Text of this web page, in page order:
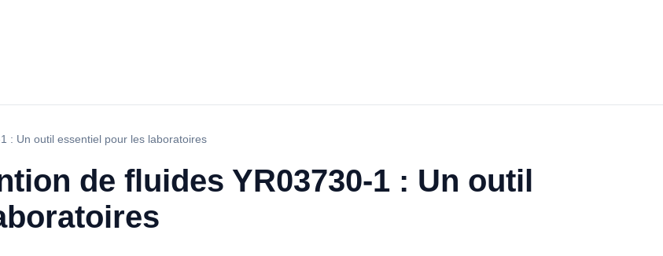
: Un outil essentiel pour les laboratoires
de fluides YR03730-1 : Un outil